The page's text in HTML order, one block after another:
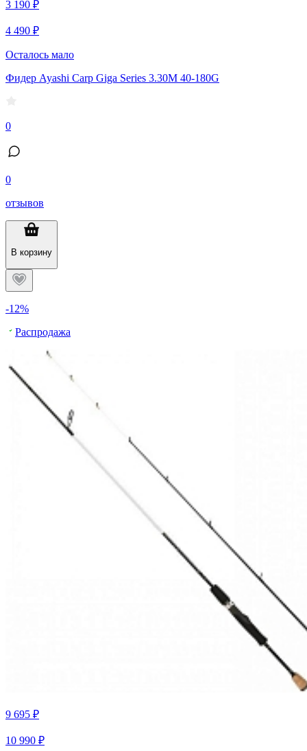
3 190 ₽
4 490 ₽
Осталось мало
Фидер Ayashi Carp Giga Series 3.30M 40-180G
0
0
отзывов
В корзину
-12%
Распродажа
9 695 ₽
10 990 ₽